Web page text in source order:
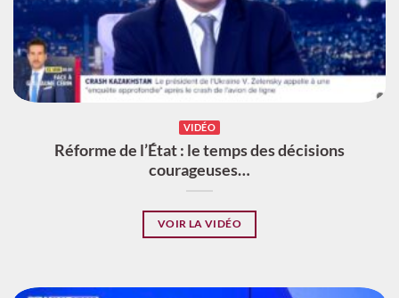
VIDÉO
Réforme de l’État : le temps des décisions
courageuses…
VOIR LA VIDÉO